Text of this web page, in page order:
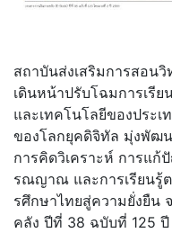
สถาบันส่งเสริมการสอนวิ
เดินหน้าปรับโฉมการเรีย
และเทคโนโลยีของประเ
ของโลกยุคดิจิทัล มุ่งพัฒน
การคิดวิเคราะห์ การแก้
รณญาณ และการเรียนรู้
รศึกษาไทยสู่ความยั่งยืน
คลัง ปีที่ 38 ฉบับที่ 125